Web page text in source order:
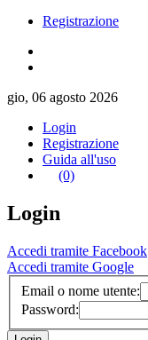
Registrazione
gio, 06 agosto 2026
Login
Registrazione
Guida all'uso
(0)
Login
Accedi tramite Facebook
Accedi tramite Google
Email o nome utente:
Password: